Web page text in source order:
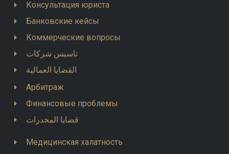
Консультация юриста
Банковские кейсы
Коммерческие вопросы
تاسيس شركات
القضايا العمالية
Арбитраж
Финансовые проблемы
قضايا المخدرات
Медицинская халатность